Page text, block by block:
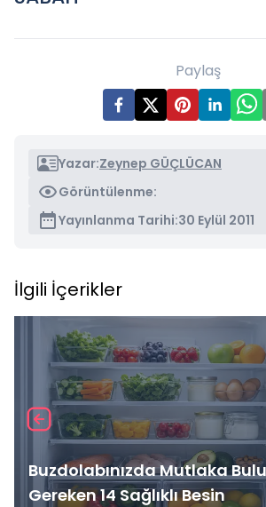
Paylaş
Yazar:Zeynep GÜÇLÜCAN
Görüntülenme:
Yayınlanma Tarihi:30 Eylül 2011
İlgili İçerikler
Buzdolabınızda Mutlaka
Gereken 14 Sağlıklı Besin